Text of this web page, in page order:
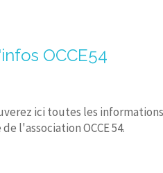
OCCE54
ici toutes les
l'association OCCE 54.